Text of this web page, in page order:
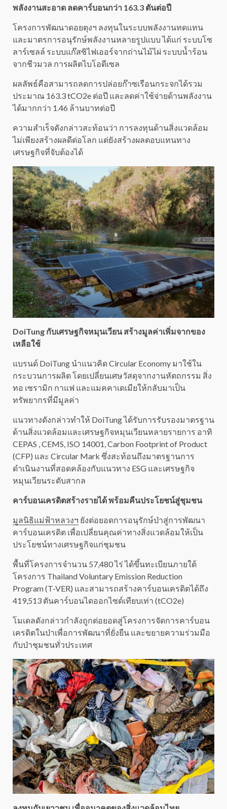
พลังงานสะอาด ลดคาร์บอนกว่า 163.3 ตันต่อปี
โครงการพัฒนาดอยตุงฯ ลงทุนในระบบพลังงานทดแทน
และมาตรการอนุรักษ์พลังงานหลายรูปแบบ ได้แก่ ระบบโซ
ลาร์เซลล์ ระบบแก๊สซิไฟเออร์จากถ่านไม้ไผ่ ระบบน้ำร้อน
จากชีวมวล การผลิตไบโอดีเซล
ผลลัพธ์คือสามารถลดการปล่อยก๊าซเรือนกระจกได้รวม
ประมาณ 163.3 tCO2e ต่อปี และลดค่าใช้จ่ายด้านพลังงาน
ได้มากกว่า 1.46 ล้านบาทต่อปี
ความสำเร็จดังกล่าวสะท้อนว่า การลงทุนด้านสิ่งแวดล้อม
ไม่เพียงสร้างผลดีต่อโลก แต่ยังสร้างผลตอบแทนทาง
เศรษฐกิจที่จับต้องได้
DoiTung กับเศรษฐกิจหมุนเวียน สร้างมูลค่าเพิ่มจากของ
เหลือใช้
แบรนด์ DoiTung นำแนวคิด Circular Economy มาใช้ใน
กระบวนการผลิต โดยเปลี่ยนเศษวัสดุจากงานหัตถกรรม สิ่ง
ทอ เซรามิก กาแฟ และแมคคาเดเมียให้กลับมาเป็น
ทรัพยากรที่มีมูลค่า
แนวทางดังกล่าวทำให้ DoiTung ได้รับการรับรองมาตรฐาน
ด้านสิ่งแวดล้อมและเศรษฐกิจหมุนเวียนหลายรายการ อาทิ
CEPAS , CEMS, ISO 14001, Carbon Footprint of Product
(CFP) และ Circular Mark ซึ่งสะท้อนถึงมาตรฐานการ
ดำเนินงานที่สอดคล้องกับแนวทาง ESG และเศรษฐกิจ
หมุนเวียนระดับสากล
คาร์บอนเครดิตสร้างรายได้ พร้อมคืนประโยชน์สู่ชุมชน
มูลนิธิแม่ฟ้าหลวงฯ ยังต่อยอดการอนุรักษ์ป่าสู่การพัฒนา
คาร์บอนเครดิต เพื่อเปลี่ยนคุณค่าทางสิ่งแวดล้อมให้เป็น
ประโยชน์ทางเศรษฐกิจแก่ชุมชน
พื้นที่โครงการจำนวน 57,480 ไร่ ได้ขึ้นทะเบียนภายใต้
โครงการ Thailand Voluntary Emission Reduction
Program (T-VER) และสามารถสร้างคาร์บอนเครดิตได้ถึง
419,513 ตันคาร์บอนไดออกไซด์เทียบเท่า (tCO2e)
โมเดลดังกล่าวกำลังถูกต่อยอดสู่โครงการจัดการคาร์บอน
เครดิตในป่าเพื่อการพัฒนาที่ยั่งยืน และขยายความร่วมมือ
กับป่าชุมชนทั่วประเทศ